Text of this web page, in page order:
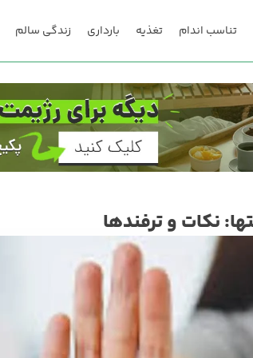
تناسب اندام تغذیه بارداری زندگی سالم